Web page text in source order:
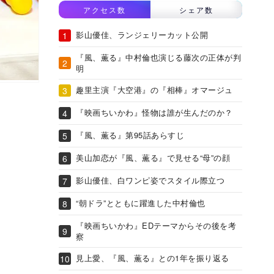
アクセス数 シェア数
影山優佳、ランジェリーカット公開
『風、薫る』中村倫也演じる藤次の正体が判
明
趣里主演『大空港』の『相棒』オマージュ
『映画ちいかわ』怪物は誰が生んだのか？
『風、薫る』第95話あらすじ
美山加恋が『風、薫る』で見せる“母”の顔
影山優佳、白ワンピ姿でスタイル際立つ
“朝ドラ”とともに躍進した中村倫也
『映画ちいかわ』EDテーマからその後を考
察
見上愛、『風、薫る』との1年を振り返る